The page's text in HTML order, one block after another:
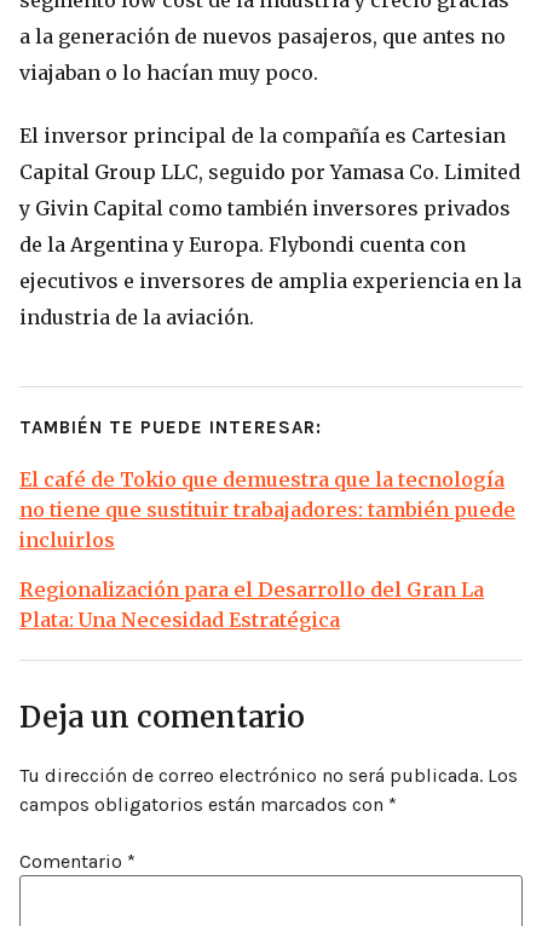
a la generación de nuevos pasajeros, que antes no
viajaban o lo hacían muy poco.
El inversor principal de la compañía es Cartesian
Capital Group LLC, seguido por Yamasa Co. Limited
y Givin Capital como también inversores privados
de la Argentina y Europa. Flybondi cuenta con
ejecutivos e inversores de amplia experiencia en la
industria de la aviación.
TAMBIÉN TE PUEDE INTERESAR:
El café de Tokio que demuestra que la tecnología
no tiene que sustituir trabajadores: también puede
incluirlos
Regionalización para el Desarrollo del Gran La
Plata: Una Necesidad Estratégica
Deja un comentario
Tu dirección de correo electrónico no será publicada. Los
campos obligatorios están marcados con *
Comentario *